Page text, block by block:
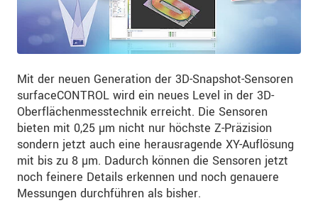
Mit der neuen Generation der 3D-Snapshot-Sensoren
surfaceCONTROL wird ein neues Level in der 3D-
Oberflächenmesstechnik erreicht. Die Sensoren
bieten mit 0,25 µm nicht nur höchste Z-Präzision
sondern jetzt auch eine herausragende XY-Auflösung
mit bis zu 8 µm. Dadurch können die Sensoren jetzt
noch feinere Details erkennen und noch genauere
Messungen durchführen als bisher.